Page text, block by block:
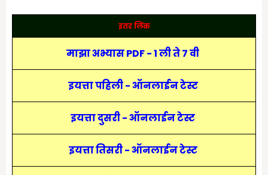
इतर लिंक
माझा अभ्यास PDF - 1 ली ते 7 वी
इयत्ता पहिली - ऑनलाईन टेस्ट
इयत्ता दुसरी - ऑनलाईन टेस्ट
इयत्ता तिसरी - ऑनलाईन टेस्ट